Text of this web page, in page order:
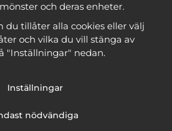
2026, Marks & Kattens AB
och deras enheter.
du tillåter alla cookies eller välj
och vilka du vill stänga av
"Inställningar" nedan.
Inställningar
nödvändiga